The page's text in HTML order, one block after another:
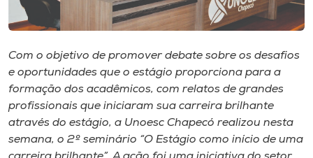
Rádio
Museu
Unoesc
Store
Com o objetivo de promover debate sobre os desafios
e oportunidades que o estágio proporciona para a
formação dos acadêmicos, com relatos de grandes
profissionais que iniciaram sua carreira brilhante
através do estágio, a Unoesc Chapecó realizou nesta
semana, o 2º seminário “O Estágio como início de uma